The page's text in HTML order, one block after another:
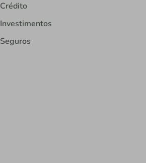
Crédito
Investimentos
Seguros